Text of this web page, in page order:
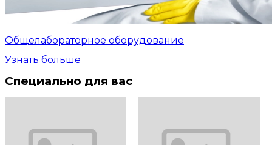
Общелабораторное оборудование
Узнать больше
Специально для вас